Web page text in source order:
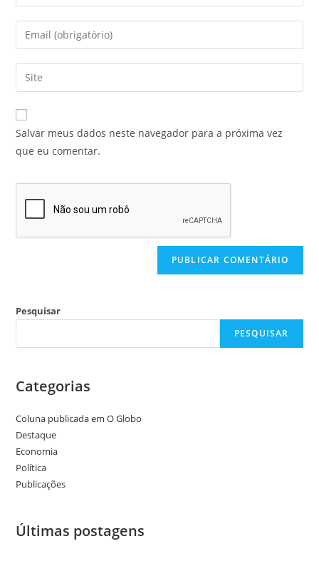
Salvar meus dados neste navegador para a próxima vez
que eu comentar.
Pesquisar
PESQUISAR
Categorias
Coluna publicada em O Globo
Destaque
Economia
Política
Publicações
Últimas postagens